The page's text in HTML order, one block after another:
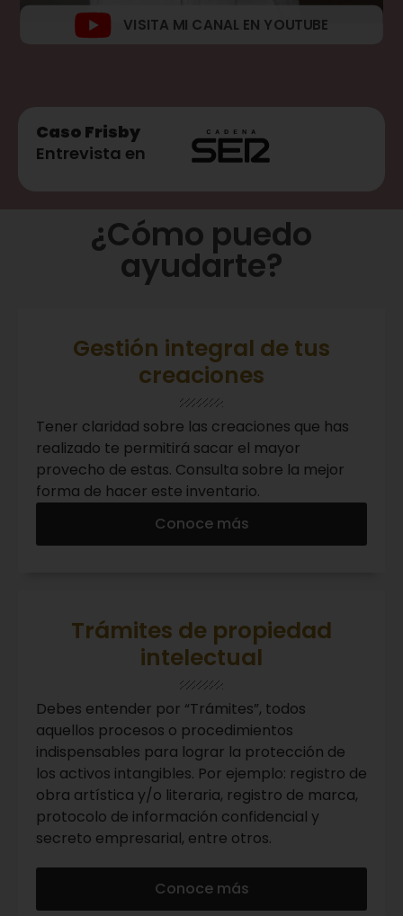
VISITA MI CANAL EN YOUTUBE
Caso Frisby
Entrevista en
¿Cómo puedo
ayudarte?
Gestión integral de tus
creaciones
Tener claridad sobre las creaciones que has
realizado te permitirá sacar el mayor
provecho de estas. Consulta sobre la mejor
forma de hacer este inventario.
Conoce más
Trámites de propiedad
intelectual
Debes entender por “Trámites”, todos
aquellos procesos o procedimientos
indispensables para lograr la protección de
los activos intangibles. Por ejemplo: registro de
obra artística y/o literaria, registro de marca,
protocolo de información confidencial y
secreto empresarial, entre otros.
Conoce más